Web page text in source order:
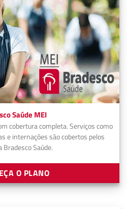
Saúde MEI
cobertura completa. Serviços como
e internações são cobertos pelos
Bradesco Saúde.
O PLANO